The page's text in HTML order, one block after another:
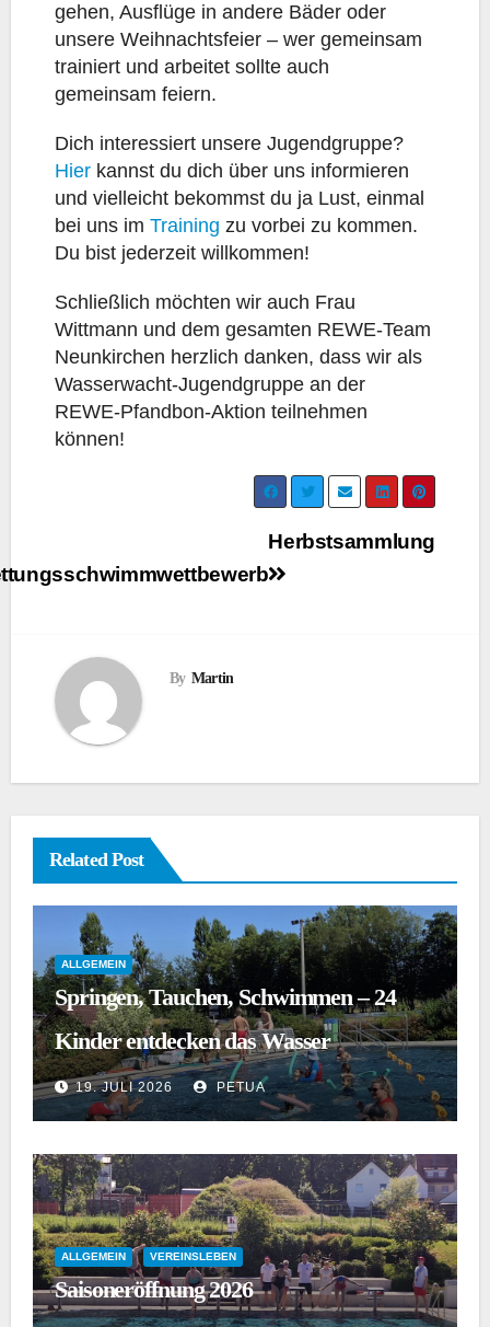
gehen, Ausflüge in andere Bäder oder
unsere Weihnachtsfeier – wer gemeinsam
trainiert und arbeitet sollte auch
gemeinsam feiern.
Dich interessiert unsere Jugendgruppe?
Hier kannst du dich über uns informieren
und vielleicht bekommst du ja Lust, einmal
bei uns im Training zu vorbei zu kommen.
Du bist jederzeit willkommen!
Schließlich möchten wir auch Frau
Wittmann und dem gesamten REWE-Team
Neunkirchen herzlich danken, dass wir als
Wasserwacht-Jugendgruppe an der
REWE-Pfandbon-Aktion teilnehmen
können!
BeitragsnavigationHerbstsammlung
By Martin
Related Post
ALLGEMEIN
Springen, Tauchen, Schwimmen – 24
Kinder entdecken das Wasser
19. JULI 2026 PETUA
ALLGEMEIN VEREINSLEBEN
Saisoneröffnung 2026